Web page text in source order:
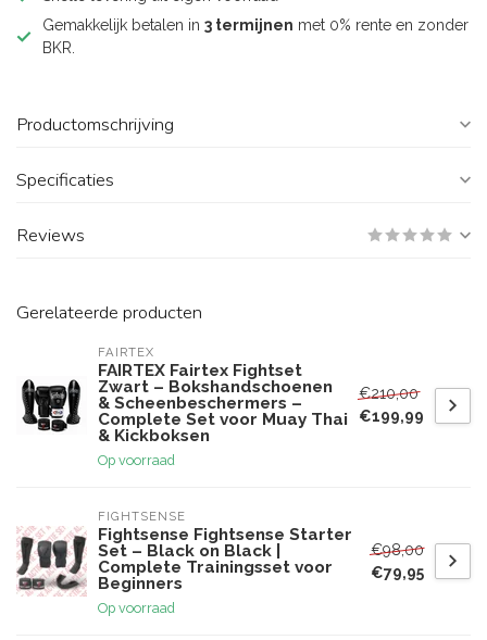
Gemakkelijk betalen in 3 termijnen met 0% rente en zonder
BKR.
Productomschrijving
Specificaties
Reviews
Gerelateerde producten
FAIRTEX
FAIRTEX Fairtex Fightset
Zwart – Bokshandschoenen
& Scheenbeschermers –
Complete Set voor Muay Thai
& Kickboksen
Op voorraad
€210,00
€199,99
FIGHTSENSE
Fightsense Fightsense Starter
Set – Black on Black |
Complete Trainingsset voor
Beginners
Op voorraad
€98,00
€79,95